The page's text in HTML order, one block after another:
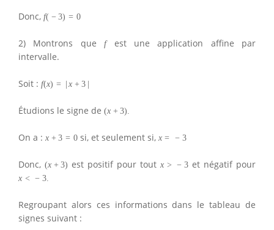
Donc, f( − 3) = 0
2) Montrons quefest une application affine par
intervalle.
Soit : f(x) = x + 3
Étudions le signe de (x + 3).
On a : x + 3 = 0si, et seulement si, x = − 3
Donc, (x + 3) est positif pour toutx > − 3 et négatif pour
x < − 3.
Regroupant alors ces informations dans le tableau de
signes suivant :